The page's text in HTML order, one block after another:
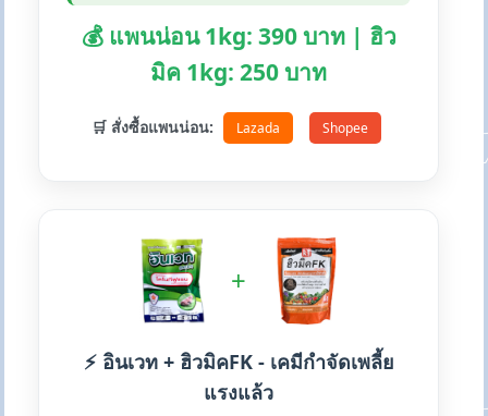
💰 แพนน่อน 1kg: 390 บาท | ฮิว
มิค 1kg: 250 บาท
🛒 สั่งซื้อแพนน่อน: Lazada Shopee
+
⚡ อินเวท + ฮิวมิคFK - เคมีกำจัดเพลี้ย
แรงแล้ว